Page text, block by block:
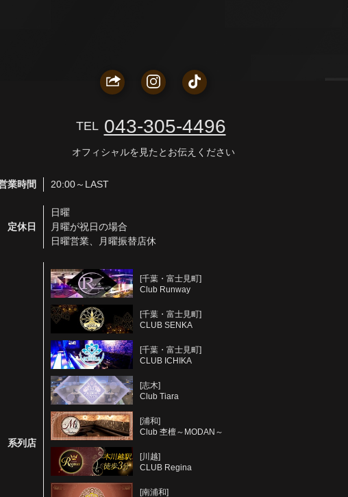
TEL 043-305-4496
オフィシャルを見たとお伝えください
業時間 20:00～LAST
定休日
日曜
月曜が祝日の場合
日曜営業、月曜振替店休
系列店
[千葉・富士見町]
Club Runway
[千葉・富士見町]
CLUB SENKA
[千葉・富士見町]
CLUB ICHIKA
[志木]
Club Tiara
[浦和]
Club 杢檀～MODAN～
[川越]
CLUB Regina
[南浦和]